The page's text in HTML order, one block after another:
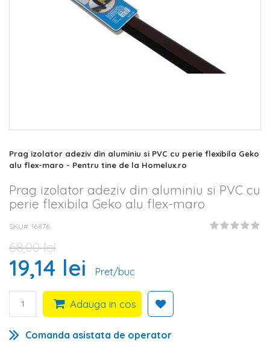
Skip
to
beginning
of
the
gallery
Prag izolator adeziv din aluminiu si PVC cu perie flexibila Geko
alu flex-maro - Pentru tine de la Homelux.ro
Prag izolator adeziv din aluminiu si PVC cu
perie flexibila Geko alu flex-maro
SKU# 16876
68,00 lei
19,14 lei Pret/buc
Adauga in cos
Comanda asistata de operator